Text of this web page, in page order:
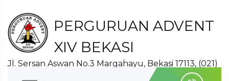
PERGURUAN ADVENT
XIV BEKASI
Jl. Sersan Aswan No.3 Margahayu, Bekasi 17113, (021)